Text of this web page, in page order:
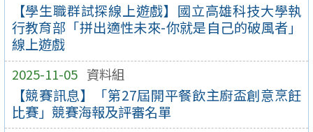
【學生職群試探線上遊戲】國立高雄科技大學執
行教育部「拼出適性未來-你就是自己的破風者」
線上遊戲
2025-11-05 資料組
【競賽訊息】「第27屆開平餐飲主廚盃創意烹飪
比賽」競賽海報及評審名單